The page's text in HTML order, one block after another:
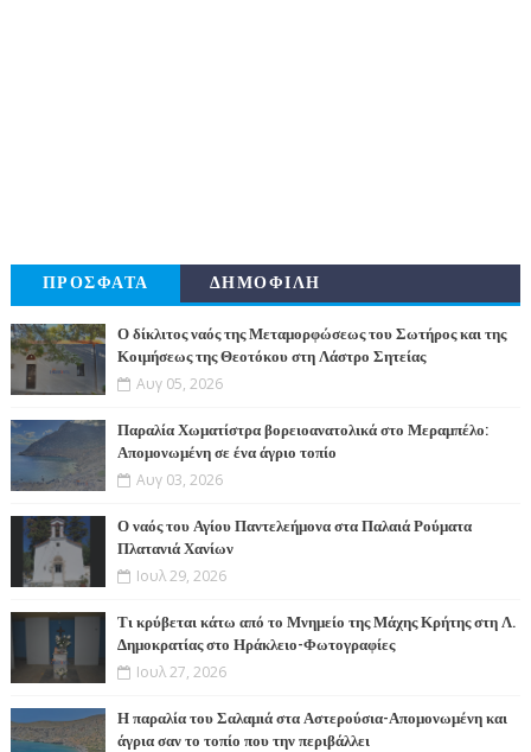
ΠΡΟΣΦΑΤΑ ΔΗΜΟΦΙΛΗ
Ο δίκλιτος ναός της Μεταμορφώσεως του Σωτήρος και της
Κοιμήσεως της Θεοτόκου στη Λάστρο Σητείας
Αυγ 05, 2026
Παραλία Χωματίστρα βορειοανατολικά στο Μεραμπέλο:
Απομονωμένη σε ένα άγριο τοπίο
Αυγ 03, 2026
Ο ναός του Αγίου Παντελεήμονα στα Παλαιά Ρούματα
Πλατανιά Χανίων
Ιουλ 29, 2026
Τι κρύβεται κάτω από το Μνημείο της Μάχης Κρήτης στη Λ.
Δημοκρατίας στο Ηράκλειο-Φωτογραφίες
Ιουλ 27, 2026
Η παραλία του Σαλαμιά στα Αστερούσια-Απομονωμένη και
άγρια σαν το τοπίο που την περιβάλλει